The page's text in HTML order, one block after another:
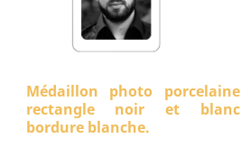
Médaillon photo porcelaine
rectangle noir et blanc
bordure blanche.